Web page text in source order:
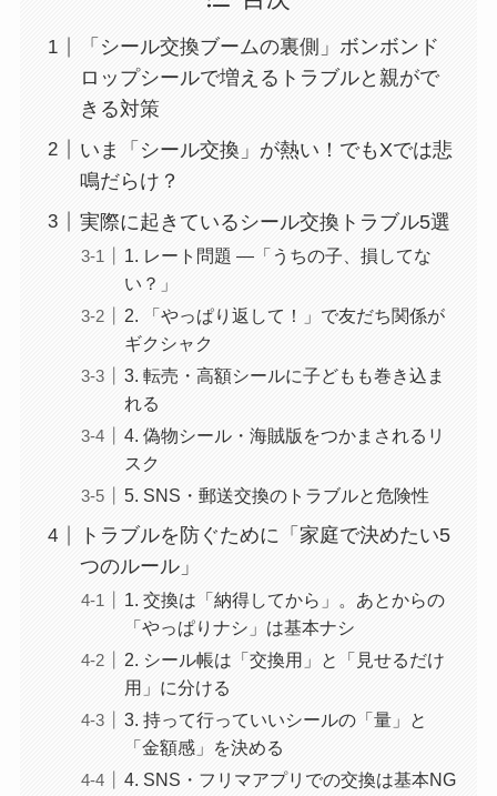
「シール交換ブームの裏側」ボンボンド
ロップシールで増えるトラブルと親がで
きる対策
いま「シール交換」が熱い！でもXでは悲
鳴だらけ？
実際に起きているシール交換トラブル5選
1. レート問題 ―「うちの子、損してな
い？」
2. 「やっぱり返して！」で友だち関係が
ギクシャク
3. 転売・高額シールに子どもも巻き込ま
れる
4. 偽物シール・海賊版をつかまされるリ
スク
5. SNS・郵送交換のトラブルと危険性
トラブルを防ぐために「家庭で決めたい5
つのルール」
1. 交換は「納得してから」。あとからの
「やっぱりナシ」は基本ナシ
2. シール帳は「交換用」と「見せるだけ
用」に分ける
3. 持って行っていいシールの「量」と
「金額感」を決める
4. SNS・フリマアプリでの交換は基本NG